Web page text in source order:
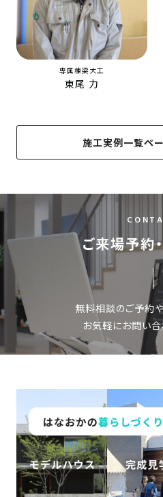
専属棟梁大工
東尾 力
施工実例一覧ペ
ご来場予約
無料相談のご予約
お気軽にお問い合